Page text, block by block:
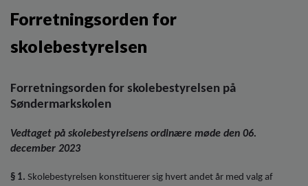
Forretningsorden for
skolebestyrelsen
Forretningsorden for skolebestyrelsen på
Søndermarkskolen
Vedtaget på skolebestyrelsens ordinære møde den 06.
december 2023
§ 1. Skolebestyrelsen konstituerer sig hvert andet år med valg af